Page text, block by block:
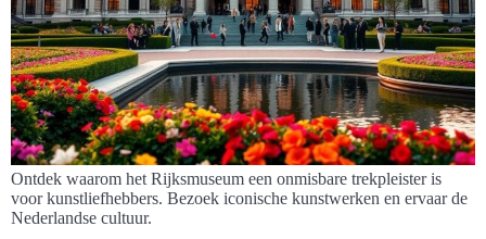
Ontdek waarom het Rijksmuseum een onmisbare trekpleister is
voor kunstliefhebbers. Bezoek iconische kunstwerken en ervaar de
Nederlandse cultuur.